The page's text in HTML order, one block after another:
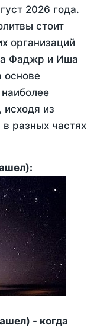
2026 года.
стоит
организаций
Фаджр и Иша
основе
исходя из
разных частях
- когда